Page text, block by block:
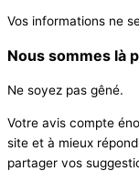
Vos informations ne
Nous sommes là
Ne soyez pas gêné.
Votre avis compte
site et à mieux
partager vos